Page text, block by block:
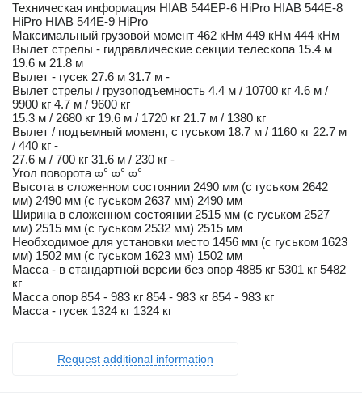
Техническая информация HIAB 544EP-6 HiPro HIAB 544E-8
HiPro HIAB 544E-9 HiPro
Максимальный грузовой момент 462 кНм 449 кНм 444 кНм
Вылет стрелы - гидравлические секции телескопа 15.4 м
19.6 м 21.8 м
Вылет - гусек 27.6 м 31.7 м -
Вылет стрелы / грузоподъемность 4.4 м / 10700 кг 4.6 м /
9900 кг 4.7 м / 9600 кг
15.3 м / 2680 кг 19.6 м / 1720 кг 21.7 м / 1380 кг
Вылет / подъемный момент, с гуськом 18.7 м / 1160 кг 22.7 м
/ 440 кг -
27.6 м / 700 кг 31.6 м / 230 кг -
Угол поворота ∞° ∞° ∞°
Высота в сложенном состоянии 2490 мм (с гуськом 2642
мм) 2490 мм (с гуськом 2637 мм) 2490 мм
Ширина в сложенном состоянии 2515 мм (с гуськом 2527
мм) 2515 мм (с гуськом 2532 мм) 2515 мм
Необходимое для установки место 1456 мм (с гуськом 1623
мм) 1502 мм (с гуськом 1623 мм) 1502 мм
Масса - в стандартной версии без опор 4885 кг 5301 кг 5482
кг
Масса опор 854 - 983 кг 854 - 983 кг 854 - 983 кг
Масса - гусек 1324 кг 1324 кг
Request additional information